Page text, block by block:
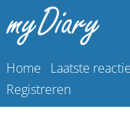
Home Laatste
Registreren